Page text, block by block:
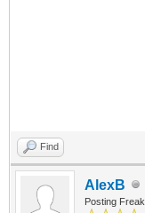
Find
AlexB
Posting Freak